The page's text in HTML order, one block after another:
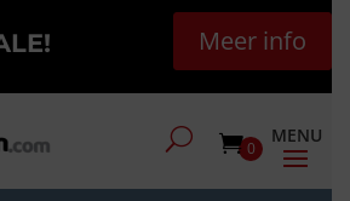
Meer info
0